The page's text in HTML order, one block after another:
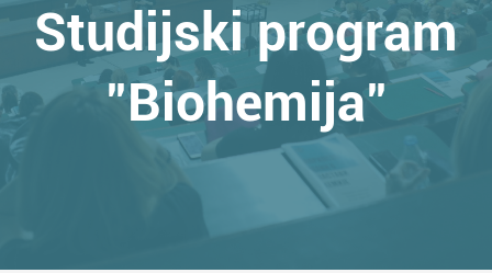
Studijski program
"Biohemija"